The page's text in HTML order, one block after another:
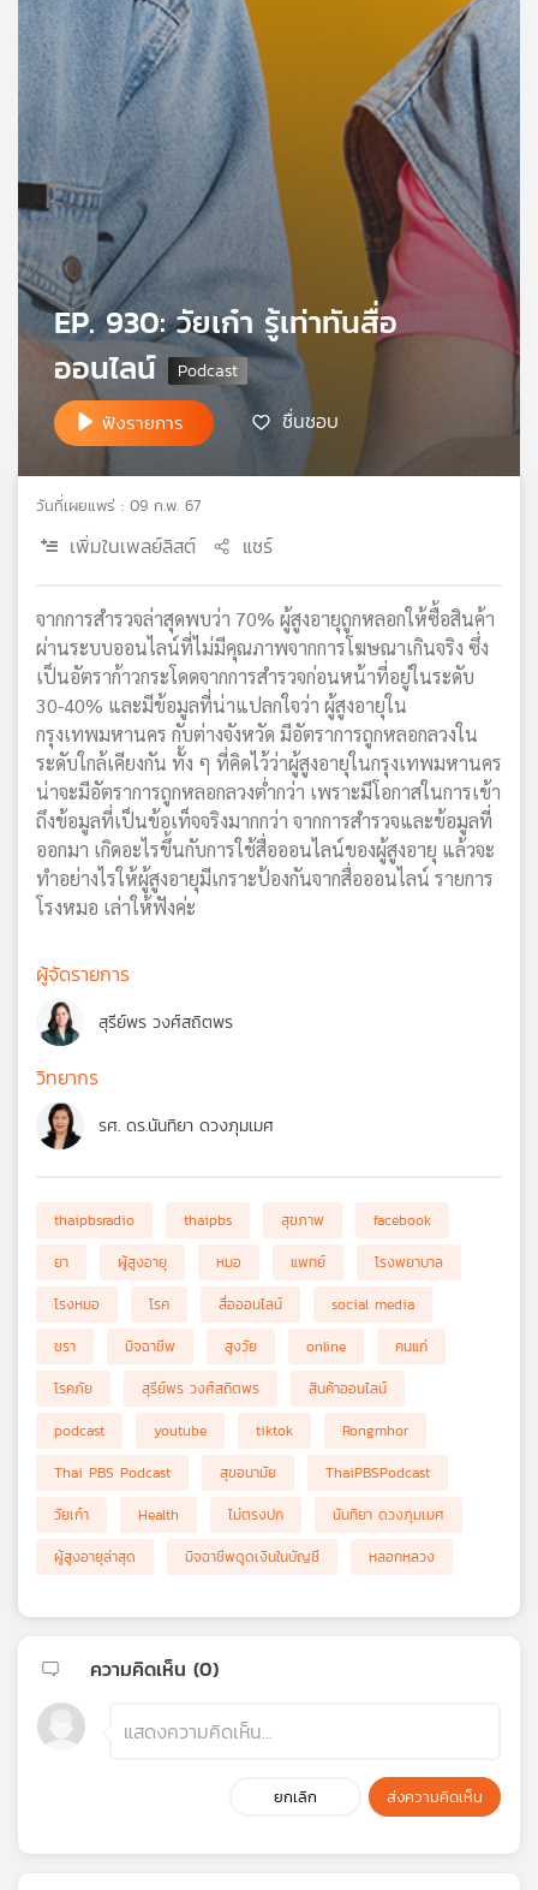
เกี่ยว
กับ
เรา
เครือ
ข่าย
วิทยุ
ไทย
พี
บี
เอส
แผนที่
EP. 930: วัยเก๋า รู้เท่าทันสื่อ
ออนไลน์
ฟังรายการ ชื่นชอบ
วันที่เผยแพร่ : 09 ก.พ. 67
เพิ่มในเพลย์ลิสต์ แชร์
จากการสำรวจล่าสุดพบว่า 70% ผู้สูงอายุถูกหลอกให้ซื้อสินค้า
ผ่านระบบออนไลน์ที่ไม่มีคุณภาพจากการโฆษณาเกินจริง ซึ่ง
เป็นอัตราก้าวกระโดดจากการสำรวจก่อนหน้าที่อยู่ในระดับ
30-40% และมีข้อมูลที่น่าแปลกใจว่า ผู้สูงอายุใน
กรุงเทพมหานคร กับต่างจังหวัด มีอัตราการถูกหลอกลวงใน
ระดับใกล้เคียงกัน ทั้ง ๆ ที่คิดไว้ว่าผู้สูงอายุในกรุงเทพมหานคร
น่าจะมีอัตราการถูกหลอกลวงต่ำกว่า เพราะมีโอกาสในการเข้า
ถึงข้อมูลที่เป็นข้อเท็จจริงมากกว่า จากการสำรวจและข้อมูลที่
ออกมา เกิดอะไรขึ้นกับการใช้สื่อออนไลน์ของผู้สูงอายุ แล้วจะ
ทำอย่างไรให้ผู้สูงอายุมีเกราะป้องกันจากสื่อออนไลน์ รายการ
โรงหมอ เล่าให้ฟังค่ะ
ผู้จัดรายการ
สุรีย์พร วงศ์สถิตพร
วิทยากร
รศ. ดร.นันทิยา ดวงภุมเมศ
thaipbsradio thaipbs สุขภาพ
facebook
ยา
ผู้สูงอายุ หมอ แพทย์
โรงพยาบาล
โรงหมอ
โรค สื่อออนไลน์
social media
ชรา
มิจฉาชีพ สูงวัย online
คนแก่
โรคภัย
สุรีย์พร วงศ์สถิตพร
สินค้าออนไลน์
podcast
youtube tiktok
Rongmhor
Thai PBS Podcast
สุขอนามัย
ThaiPBSPodcast
วัยเก๋า
Health ไม่ตรงปก
นันทิยา ดวงภุมเมศ
ผู้สูงอายุล่าสุด
มิจฉาชีพดูดเงินในบัญชี หลอกหลวง
ความคิดเห็น (0)
ยกเลิก ส่งความคิดเห็น